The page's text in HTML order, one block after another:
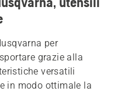
per
grazie alla
versatili
in modo ottimale la